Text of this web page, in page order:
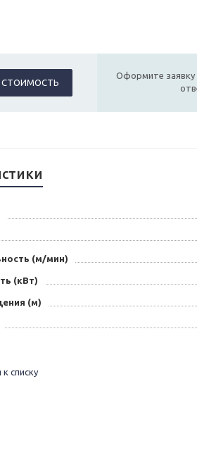
СТОИМОСТЬ
Оформите заявку
(м/мин)
(кВт)
(м)
списку